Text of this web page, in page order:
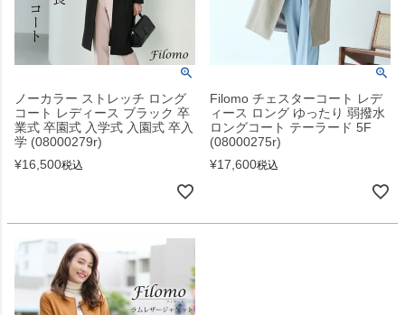
ノーカラー ストレッチ ロング
コート レディース ブラック 卒
業式 卒園式 入学式 入園式 卒入
学 (08000279r)
¥16,500税込
Filomo チェスターコート レデ
ィース ロング ゆったり 弱撥水
ロングコート テーラード 5F
(08000275r)
¥17,600税込